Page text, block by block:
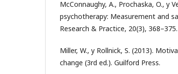
McConnaughy, A., Prochaska, O., y
psychotherapy: Measurement and
Research & Practice, 20(3), 368–375.
Miller, W., y Rollnick, S. (2013).
change (3rd ed.). Guilford Press.